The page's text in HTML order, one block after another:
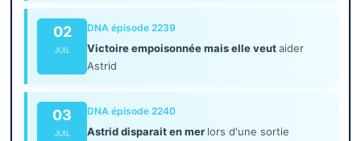
02
JUIL
DNA épisode 2239
Victoire empoisonnée mais elle veutaider
Astrid
03
JUIL
DNA épisode 2240
Astrid disparait en mer lors d'une sortie